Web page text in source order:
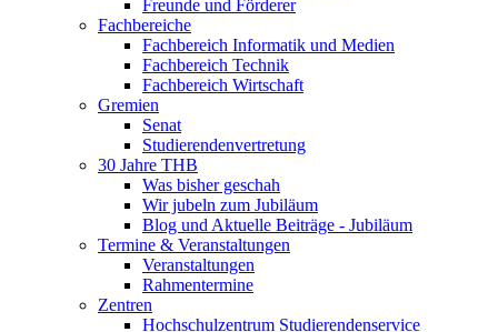
Freunde und Förderer
Fachbereiche
Fachbereich Informatik und Medien
Fachbereich Technik
Fachbereich Wirtschaft
Gremien
Senat
Studierendenvertretung
30 Jahre THB
Was bisher geschah
Wir jubeln zum Jubiläum
Blog und Aktuelle Beiträge - Jubiläum
Termine & Veranstaltungen
Veranstaltungen
Rahmentermine
Zentren
Hochschulzentrum Studierendenservice